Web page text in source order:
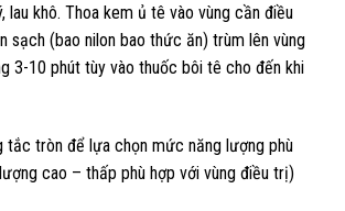
lau khô. Thoa kem ủ tê vào vùng cần điều
sạch (bao nilon bao thức ăn) trùm lên vùng
3-10 phút tùy vào thuốc bôi tê cho đến khi
tắc tròn để lựa chọn mức năng lượng phù
cao – thấp phù hợp với vùng điều trị)